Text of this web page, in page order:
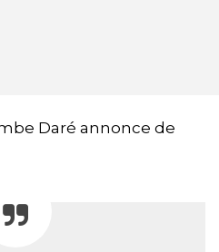
Daré annonce de